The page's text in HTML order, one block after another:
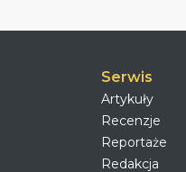
Serwis
Artykuły
Recenzje
Reportaże
Redakcja